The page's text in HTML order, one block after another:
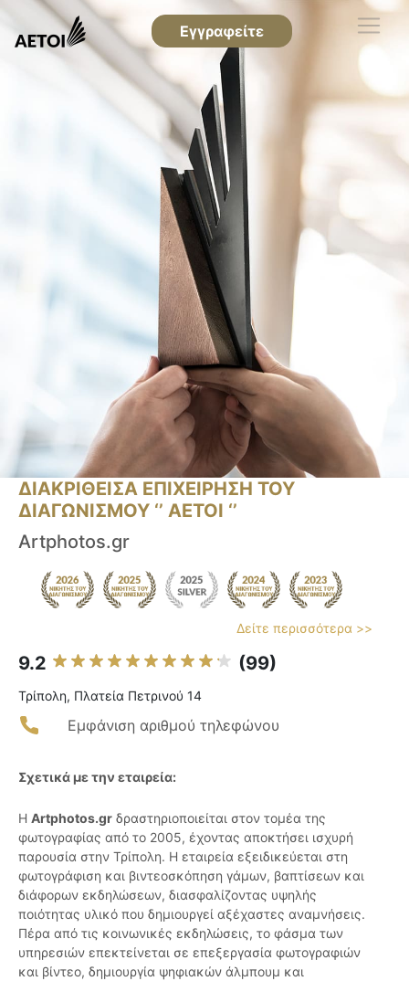
Εγγραφείτε
ΔΙΑΚΡΙΘΕΙΣΑ ΕΠΙΧΕΙΡΗΣΗ ΤΟΥ
ΔΙΑΓΩΝΙΣΜΟΥ ‘’ ΑΕΤΟΙ ‘’
Artphotos.gr
Δείτε περισσότερα >>
9.2 (99)
Τρίπολη, Πλατεία Πετρινού 14
Εμφάνιση αριθμού τηλεφώνου
Σχετικά με την εταιρεία:
Η Artphotos.gr δραστηριοποιείται στον τομέα της
φωτογραφίας από το 2005, έχοντας αποκτήσει ισχυρή
παρουσία στην Τρίπολη. Η εταιρεία εξειδικεύεται στη
φωτογράφιση και βιντεοσκόπηση γάμων, βαπτίσεων και
διάφορων εκδηλώσεων, διασφαλίζοντας υψηλής
ποιότητας υλικό που δημιουργεί αξέχαστες αναμνήσεις.
Πέρα από τις κοινωνικές εκδηλώσεις, το φάσμα των
υπηρεσιών επεκτείνεται σε επεξεργασία φωτογραφιών
και βίντεο, δημιουργία ψηφιακών άλμπουμ και